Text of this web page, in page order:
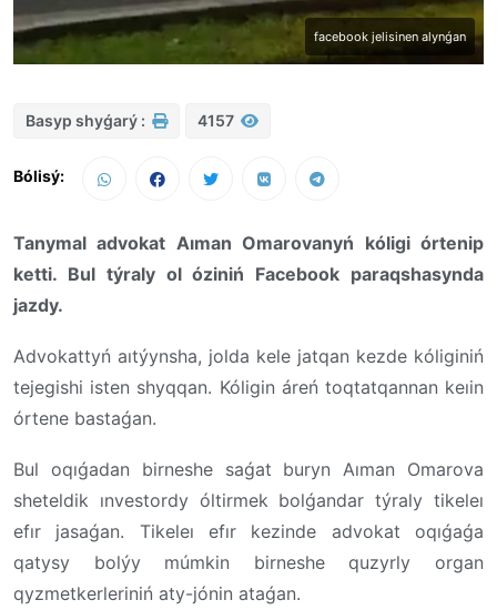
facebook jelisinen alynǵan
Basyp shyǵarý : 4157
Bólisý:
Tanymal advokat Aıman Omarovanyń kóligi órtenip
ketti. Bul týraly ol óziniń Facebook paraqshasynda
jazdy.
Advokattyń aıtýynsha, jolda kele jatqan kezde kóliginiń
tejegishi isten shyqqan. Kóligin áreń toqtatqannan keıin
órtene bastaǵan.
Bul oqıǵadan birneshe saǵat buryn Aıman Omarova
sheteldik ınvestordy óltirmek bolǵandar týraly tikeleı
efır jasaǵan. Tikeleı efır kezinde advokat oqıǵaǵa
qatysy bolýy múmkin birneshe quzyrly organ
qyzmetkerleriniń aty-jónin ataǵan.